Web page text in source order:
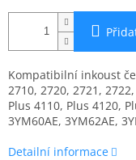
Kompatibilní inkoust
2710, 2720, 2721,
Plus 4110, Plus 4120,
3YM60AE, 3YM62AE,
Detailní informace